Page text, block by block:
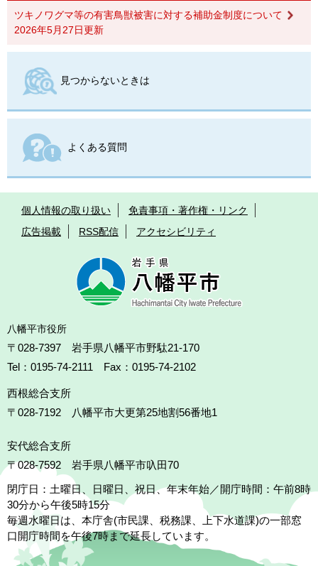
ツキノワグマ等の有害鳥獣被害に対する補助金制度について
2026年5月27日更新
見つからないときは
よくある質問
個人情報の取り扱い
免責事項・著作権・リンク
広告掲載
RSS配信 アクセシビリティ
八幡平市役所
〒028-7397 岩手県八幡平市野駄21-170
Tel：0195-74-2111 Fax：0195-74-2102
西根総合支所
〒028-7192
八幡平市大更第25地割56番地1
安代総合支所
〒028-7592
岩手県八幡平市叺田70
閉庁日：土曜日、日曜日、祝日、年末年始／開庁時間：午前8時
30分から午後5時15分
毎週水曜日は、本庁舎(市民課、税務課、上下水道課)の一部窓
口開庁時間を午後7時まで延長しています。